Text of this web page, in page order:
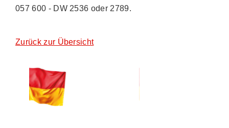
057 600 - DW 2536 oder 2789.
Zurück zur Übersicht